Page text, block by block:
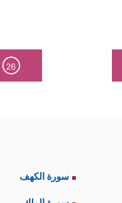
26
سورة الكهف